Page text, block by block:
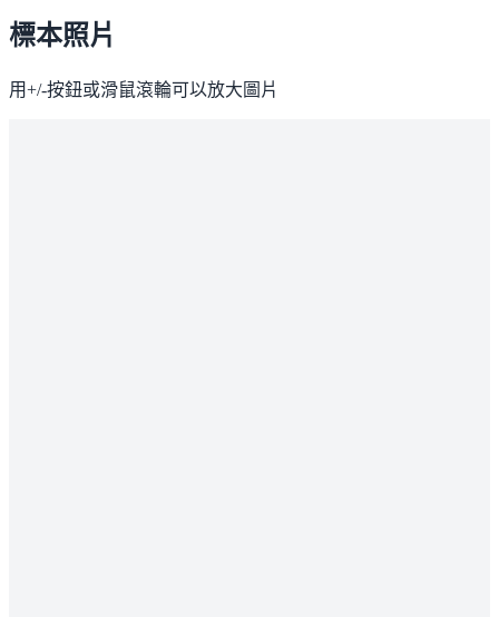
標本照片
用+/-按鈕或滑鼠滾輪可以放大圖片